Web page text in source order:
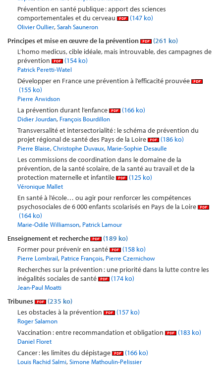
Prévention en santé publique : apport des sciences
comportementales et du cerveau
(147 ko)
Olivier Oullier,Sarah Sauneron
Principes et mise en œuvre de la prévention
(261 ko)
L’homo medicus, cible idéale, mais introuvable, des campagnes de
prévention
(154 ko)
Patrick Peretti-Watel
Développer en France une prévention à l’efficacité prouvée
(155 ko)
Pierre Arwidson
La prévention durant l’enfance (166 ko)
Didier Jourdan, François Bourdillon
Transversalité et intersectorialité : le schéma de prévention du
projet régional de santé des Pays de la Loire
(186 ko)
Pierre Blaise,Christophe Duvaux,Marie-Sophie Desaulle
Les commissions de coordination dans le domaine de la
prévention, de la santé scolaire, de la santé au travail et de la
protection maternelle et infantile
(125 ko)
Véronique Mallet
En santé à l’école… ou agir pour renforcer les compétences
psychosociales de 6 000 enfants scolarisés en Pays de la Loire
(164 ko)
Marie-Odile Williamson, Patrick Lamour
Enseignement et recherche
(189 ko)
Former pour prévenir en santé
(158 ko)
Pierre Lombrail, Patrice François, Pierre Czernichow
Recherches sur la prévention : une priorité dans la lutte contre les
inégalités sociales de santé
(174 ko)
Jean-Paul Moatti
Tribunes
(235 ko)
Les obstacles à la prévention
(157 ko)
Roger Salamon
Vaccination : entre recommandation et obligation (183 ko)
Daniel Floret
Cancer : les limites du dépistage (166 ko)
Louis Rachid Salmi,Simone Mathoulin-Pelissier